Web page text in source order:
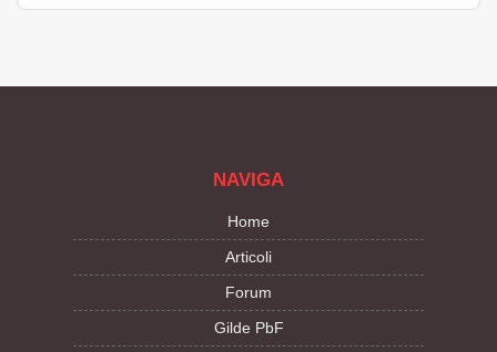
NAVIGA
Home
Articoli
Forum
Gilde PbF